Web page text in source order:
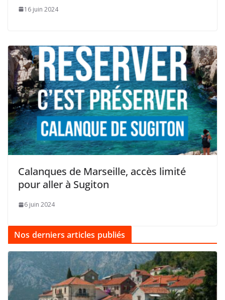
16 juin 2024
Calanques de Marseille, accès limité
pour aller à Sugiton
6 juin 2024
Nos derniers articles publiés